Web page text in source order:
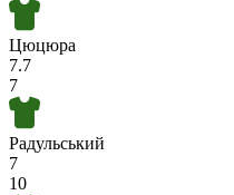
Цюцюра
7.7
7
Радульський
7
10